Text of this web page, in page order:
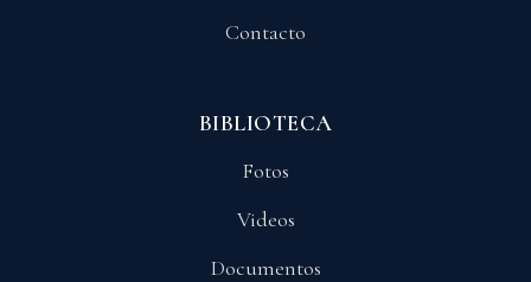
Contacto
BIBLIOTECA
Fotos
Videos
Documentos